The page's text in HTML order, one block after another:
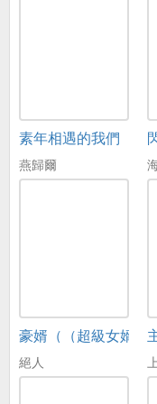
素年相遇的我們
燕歸爾
豪婿（（超級女婿）
絕人